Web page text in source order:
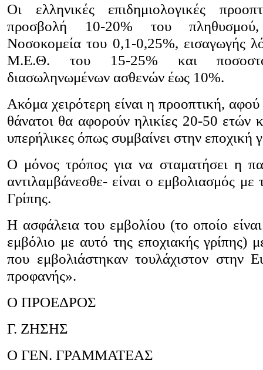
Οι ελληνικές επιδημιολογικές
προσβολή 10-20% του
Νοσοκομεία του 0,1-0,25%, εισαγωγής
Μ.Ε.Θ. του 15-25% και
διασωληνωμένων ασθενών έως 10%.
Ακόμα χειρότερη είναι η προοπτική, αφού
θάνατοι θα αφορούν ηλικίες 20-50 ετών
υπερήλικες όπως συμβαίνει στην εποχική
Ο μόνος τρόπος για να σταματήσει η
αντιλαμβάνεσθε- είναι ο εμβολιασμός με
Γρίπης.
Η ασφάλεια του εμβολίου (το οποίο
εμβόλιο με αυτό της εποχιακής γρίπης)
που εμβολιάστηκαν τουλάχιστον στην
προφανής».
Ο ΠΡΟΕΔΡΟΣ
Γ. ΖΗΣΗΣ
Ο ΓΕΝ. ΓΡΑΜΜΑΤΕΑΣ